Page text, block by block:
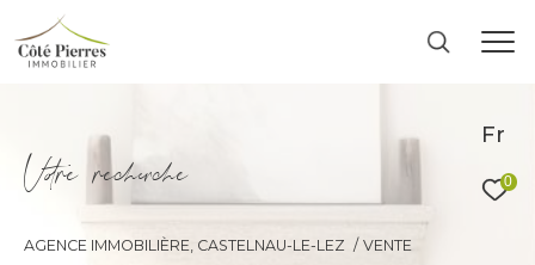
Fr
0
Vore recece
AGENCE IMMOBILIÈRE, CASTELNAU-LE-LEZ VENTE